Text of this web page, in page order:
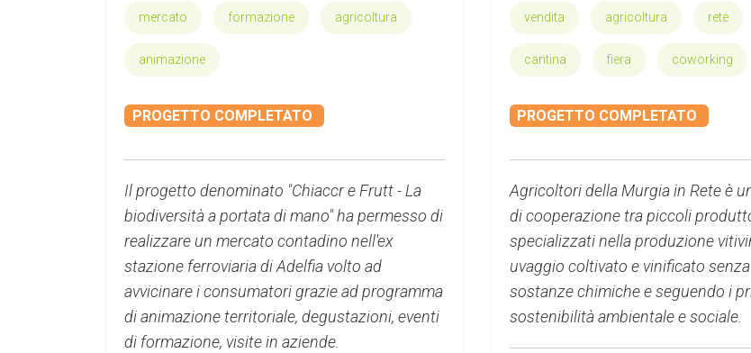
mercato formazione agricoltura
animazione
PROGETTO COMPLETATO
Il progetto denominato "Chiaccr e Frutt - La
biodiversità a portata di mano" ha permesso di
realizzare un mercato contadino nell'ex
stazione ferroviaria di Adelfia volto ad
avvicinare i consumatori grazie ad programma
di animazione territoriale, degustazioni, eventi
di formazione, visite in aziende.
vendita agricoltura rete
cantina fiera coworking
PROGETTO COMPLETATO
Agricoltori della Murgia in Rete è
di cooperazione tra piccoli
specializzati nella produzione
uvaggio coltivato e vinificato
sostanze chimiche e seguendo i
sostenibilità ambientale e sociale.